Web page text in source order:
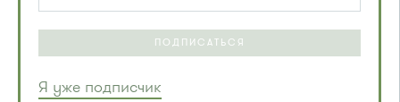
ПОДПИСАТЬСЯ
Я уже подписчик